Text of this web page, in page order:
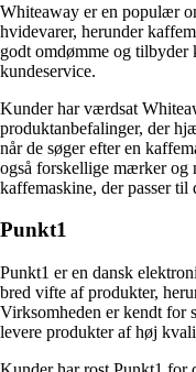
Whiteaway er en populær
hvidevarer, herunder
godt omdømme og tilbyder
kundeservice.
Kunder har værdsat
produktanbefalinger, der
når de søger efter en
også forskellige mærker og
kaffemaskine, der passer til
Punkt1
Punkt1 er en dansk
bred vifte af produkter,
Virksomheden er kendt for
levere produkter af høj